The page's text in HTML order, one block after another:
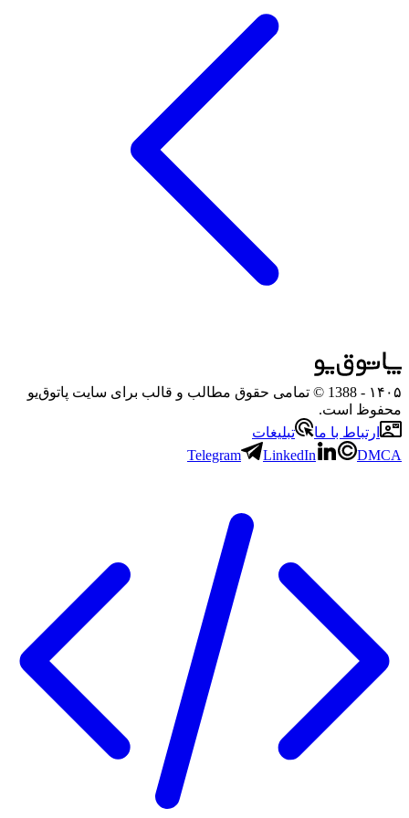
۱۴۰۵
- 1388 © تمامی حقوق مطالب و قالب برای سایت پاتوق‌یو
محفوظ است.
ارتباط با ما
تبلیغات
Telegram
LinkedIn DMCA